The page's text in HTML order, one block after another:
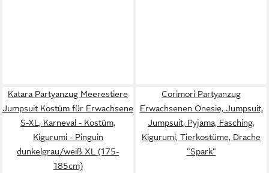
Katara Partyanzug Meerestiere
Jumpsuit Kostüm für Erwachsene
S-XL, Karneval - Kostüm,
Kigurumi - Pinguin
dunkelgrau/weiß XL (175-
185cm)
Corimori Partyanzug
Erwachsenen Onesie, Jumpsuit,
Jumpsuit, Pyjama, Fasching,
Kigurumi, Tierkostüme, Drache
"Spark"